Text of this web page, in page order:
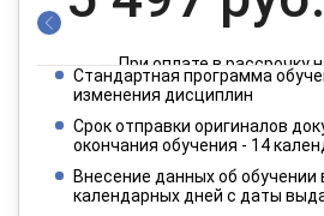
При оплате в рассрочку
2 749
При оплате в рассрочку
Стандартная программа
изменения дисциплин
Срок отправки оригиналов
окончания обучения - 14
Внесение данных об
календарных дней с даты